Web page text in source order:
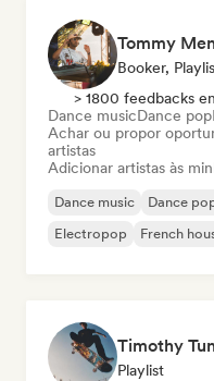
Tommy
Booker,
> 1800 feedbacks
Dance musicDance pop
Achar ou propor
artistas
Adicionar artistas às
Dance music Dance
Electropop
French
Timothy
Playlist